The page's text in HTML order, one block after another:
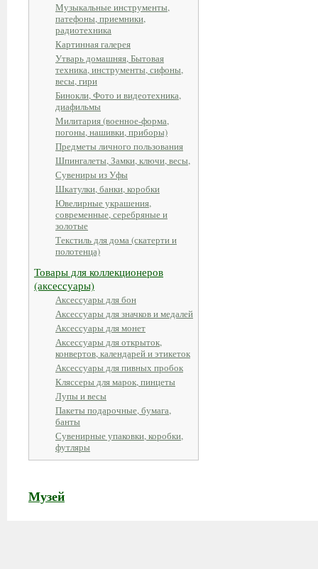
Музыкальные инструменты,
патефоны, приемники,
радиотехника
Картинная галерея
Утварь домашняя, Бытовая
техника, инструменты, сифоны,
весы, гири
Бинокли, Фото и видеотехника,
диафильмы
Милитария (военное-форма,
погоны, нашивки, приборы)
Предметы личного пользования
Шпингалеты, Замки, ключи, весы,
Сувениры из Уфы
Шкатулки, банки, коробки
Ювелирные украшения,
современные, серебряные и
золотые
Текстиль для дома (скатерти и
полотенца)
Товары для коллекционеров
(аксессуары)
Аксессуары для бон
Аксессуары для значков и медалей
Аксессуары для монет
Аксессуары для открыток,
конвертов, календарей и этикеток
Аксессуары для пивных пробок
Кляссеры для марок, пинцеты
Лупы и весы
Пакеты подарочные, бумага,
банты
Сувенирные упаковки, коробки,
футляры
Музей